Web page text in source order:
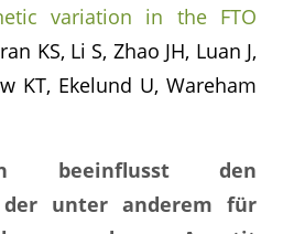
variation in the FTO
KS, Li S, Zhao JH, Luan J,
KT, Ekelund U, Wareham
beeinflusst den
der unter anderem für